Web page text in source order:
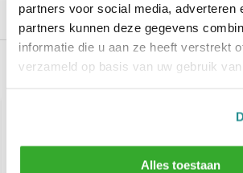
partners voor social media, adverteren
partners kunnen deze gegevens
informatie die u aan ze heeft verstrekt
verzameld op basis van uw gebruik
Alles toestaan
Reviews